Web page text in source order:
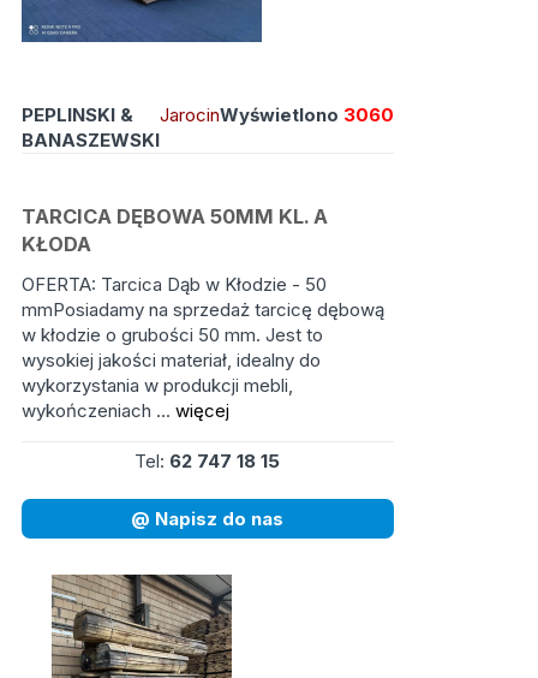
PEPLINSKI &
BANASZEWSKI
JarocinWyświetlono 3060
TARCICA DĘBOWA 50MM KL. A
KŁODA
OFERTA: Tarcica Dąb w Kłodzie - 50
mmPosiadamy na sprzedaż tarcicę dębową
w kłodzie o grubości 50 mm. Jest to
wysokiej jakości materiał, idealny do
wykorzystania w produkcji mebli,
wykończeniach ... więcej
Tel: 62 747 18 15
@ Napisz do nas